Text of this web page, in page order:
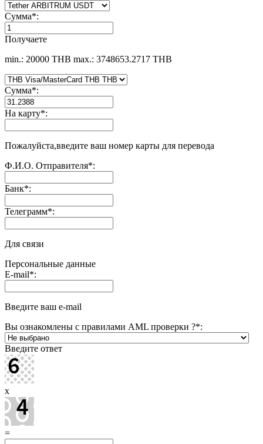
Сумма*:
Получаете
min.: 20000 THB max.: 3748653.2717 THB
Сумма*:
На карту*:
Пожалуйста,введите ваш номер карты для перевода
Ф.И.О. Отправителя*:
Банк*:
Телеграмм*:
Для связи
Персональные данные
E-mail*:
Введите ваш e-mail
Вы ознакомлены с правилами AML проверки ?*:
Введите ответ
x
=